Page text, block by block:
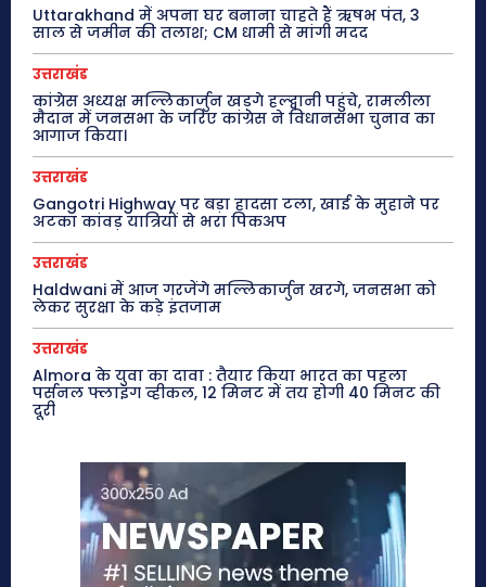
Uttarakhand में अपना घर बनाना चाहते हैं ऋषभ पंत, 3
साल से जमीन की तलाश; CM धामी से मांगी मदद
उत्तराखंड
कांग्रेस अध्यक्ष मल्लिकार्जुन खड़गे हल्द्वानी पहुंचे, रामलीला
मैदान में जनसभा के जरिए कांग्रेस ने विधानसभा चुनाव का
आगाज किया।
उत्तराखंड
Gangotri Highway पर बड़ा हादसा टला, खाई के मुहाने पर
अटका कांवड़ यात्रियों से भरा पिकअप
उत्तराखंड
Haldwani में आज गरजेंगे मल्लिकार्जुन खरगे, जनसभा को
लेकर सुरक्षा के कड़े इंतजाम
उत्तराखंड
Almora के युवा का दावा : तैयार किया भारत का पहला
पर्सनल फ्लाइंग व्हीकल, 12 मिनट में तय होगी 40 मिनट की
दूरी